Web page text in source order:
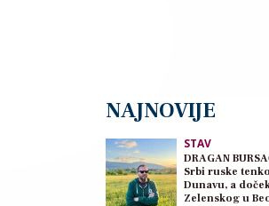
NAJNOVIJE
STAV
DRAGAN
Srbi ruske
Dunavu, a
Zelenskog u